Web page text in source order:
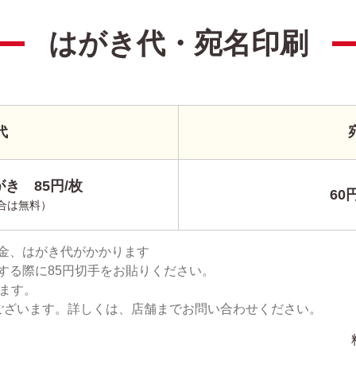
はがき代・宛名印刷
き 85円/枚
は無料）
60
、はがき代がかかります
際に85円切手をお貼りください。
す。
います。詳しくは、店舗までお問い合わせください。